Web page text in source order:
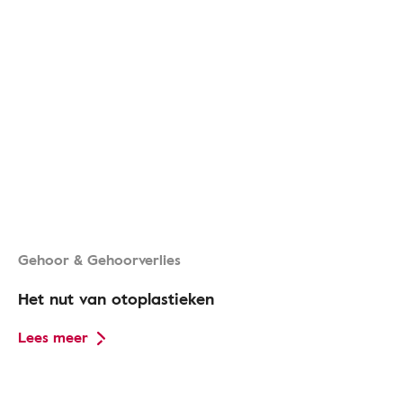
Gehoor & Gehoorverlies
Het nut van otoplastieken
Lees meer